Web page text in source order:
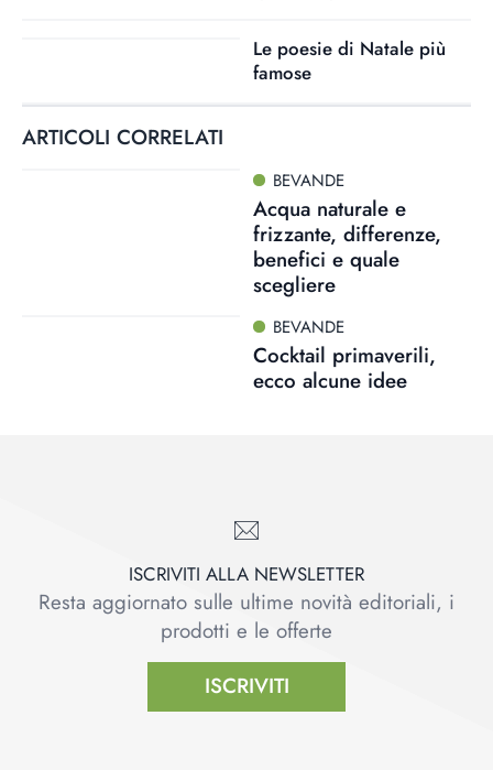
Le poesie di Natale più
famose
ARTICOLI CORRELATI
BEVANDE
Acqua naturale e
frizzante, differenze,
benefici e quale
scegliere
BEVANDE
Cocktail primaverili,
ecco alcune idee
ISCRIVITI ALLA NEWSLETTER
Resta aggiornato sulle ultime novità editoriali, i
prodotti e le offerte
ISCRIVITI